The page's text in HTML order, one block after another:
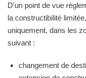
D'un point de vue
la constructibilité
uniquement, dans les
suivant :
changement de